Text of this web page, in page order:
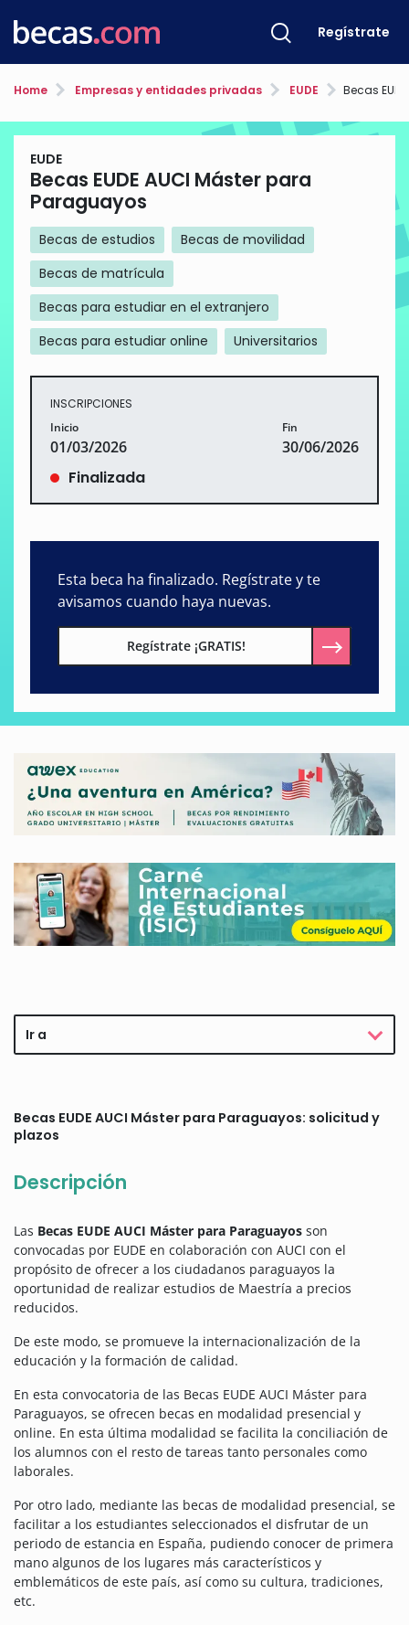
Regístrate
Home Empresas y entidades privadas EUDE Becas EUDE
EUDE
Becas EUDE AUCI Máster para
Paraguayos
Becas de estudios
Becas de movilidad
Becas de matrícula
Becas para estudiar en el extranjero
Becas para estudiar online
Universitarios
INSCRIPCIONES
Inicio
01/03/2026
Fin
30/06/2026
Finalizada
Esta beca ha finalizado. Regístrate y te
avisamos cuando haya nuevas.
Regístrate ¡GRATIS!
Ir a
Becas EUDE AUCI Máster para Paraguayos: solicitud y
plazos
Descripción
Las Becas EUDE AUCI Máster para Paraguayos son
convocadas por EUDE en colaboración con AUCI con el
propósito de ofrecer a los ciudadanos paraguayos la
oportunidad de realizar estudios de Maestría a precios
reducidos.
De este modo, se promueve la internacionalización de la
educación y la formación de calidad.
En esta convocatoria de las Becas EUDE AUCI Máster para
Paraguayos, se ofrecen becas en modalidad presencial y
online. En esta última modalidad se facilita la conciliación de
los alumnos con el resto de tareas tanto personales como
laborales.
Por otro lado, mediante las becas de modalidad presencial, se
facilitar a los estudiantes seleccionados el disfrutar de un
periodo de estancia en España, pudiendo conocer de primera
mano algunos de los lugares más característicos y
emblemáticos de este país, así como su cultura, tradiciones,
etc.